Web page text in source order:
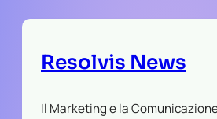
Resolvis News
Il Marketing e la